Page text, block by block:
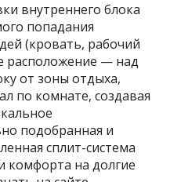
внутреннего блока
попадания
(кровать, рабочий
расположение — над
от зоны отдыха,
по комнате, создавая
подобранная и
сплит-система
комфорта на долгие